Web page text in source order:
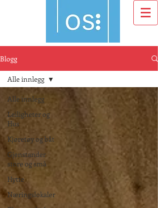
Blogg
Alle innlegg
Leiligheter og
Hus
Kjøretøy og båt
Gjenstander
store og små
Hytte
Næringslokaler
Alle innlegg